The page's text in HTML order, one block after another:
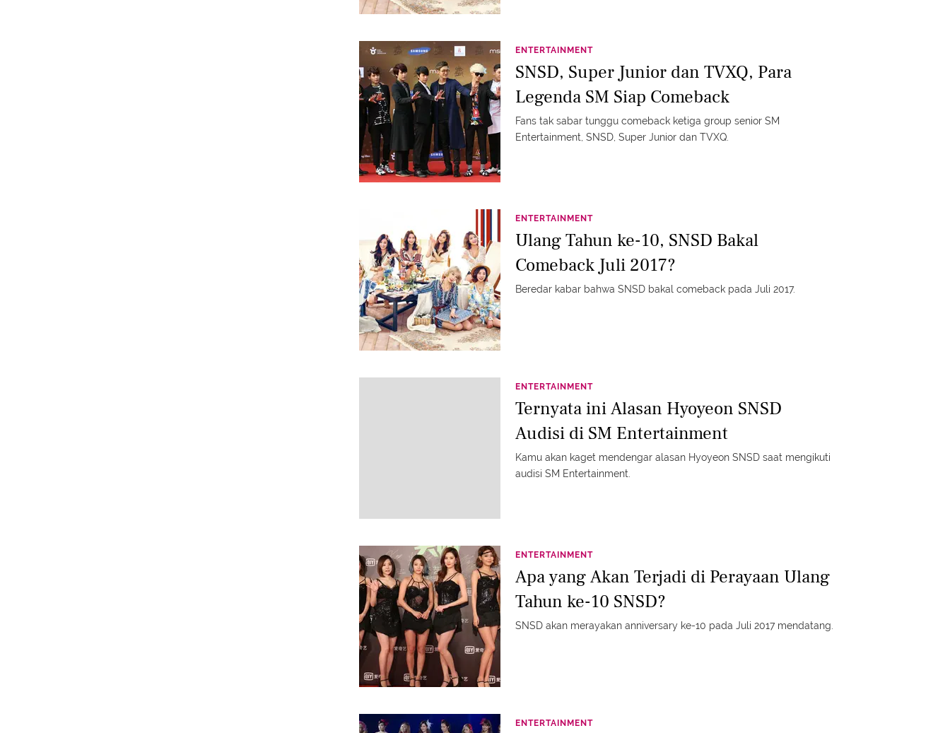
ENTERTAINMENT
SNSD, Super Junior dan TVXQ, Para
Legenda SM Siap Comeback
Fans tak sabar tunggu comeback ketiga group senior SM
Entertainment, SNSD, Super Junior dan TVXQ.
ENTERTAINMENT
Ulang Tahun ke-10, SNSD Bakal
Comeback Juli 2017?
Beredar kabar bahwa SNSD bakal comeback pada Juli 2017.
ENTERTAINMENT
Ternyata ini Alasan Hyoyeon SNSD
Audisi di SM Entertainment
Kamu akan kaget mendengar alasan Hyoyeon SNSD saat mengikuti
audisi SM Entertainment.
ENTERTAINMENT
Apa yang Akan Terjadi di Perayaan Ulang
Tahun ke-10 SNSD?
SNSD akan merayakan anniversary ke-10 pada Juli 2017 mendatang.
ENTERTAINMENT